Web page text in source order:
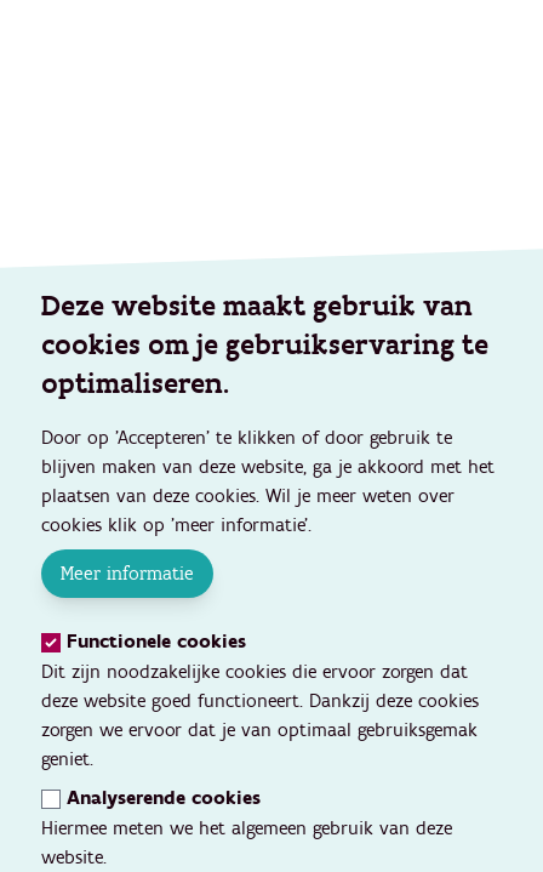
Deze website maakt gebruik van
cookies om je gebruikservaring te
optimaliseren.
Door op 'Accepteren' te klikken of door gebruik te
blijven maken van deze website, ga je akkoord met het
plaatsen van deze cookies. Wil je meer weten over
cookies klik op 'meer informatie'.
Meer informatie
Functionele cookies
Dit zijn noodzakelijke cookies die ervoor zorgen dat
deze website goed functioneert. Dankzij deze cookies
zorgen we ervoor dat je van optimaal gebruiksgemak
geniet.
Analyserende cookies
Hiermee meten we het algemeen gebruik van deze
website.